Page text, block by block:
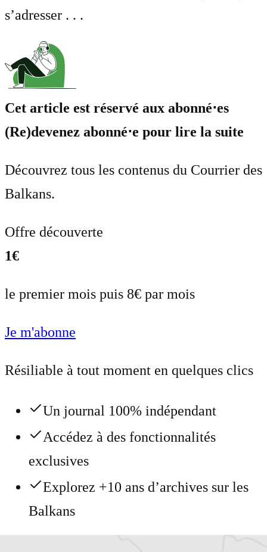
s’adresser . . .
Cet article est réservé aux abonné⋅es
(Re)devenez abonné⋅e pour lire la suite
Découvrez tous les contenus du Courrier des
Balkans.
Offre découverte
1€
le premier mois puis 8€ par mois
Je m'abonne
Résiliable à tout moment en quelques clics
Un journal 100% indépendant
Accédez à des fonctionnalités
exclusives
Explorez +10 ans d’archives sur les
Balkans